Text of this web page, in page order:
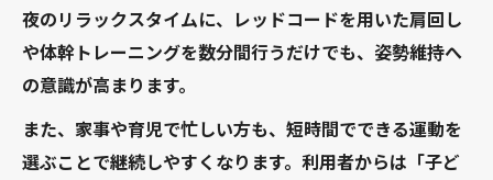
夜のリラックスタイムに、レッドコードを用いた肩回し
や体幹トレーニングを数分間行うだけでも、姿勢維持へ
の意識が高まります。
また、家事や育児で忙しい方も、短時間でできる運動を
選ぶことで継続しやすくなります。利用者からは「子ど